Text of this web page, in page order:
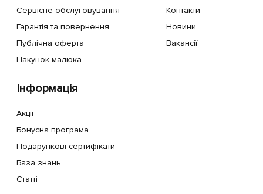
Сервісне обслуговування
Гарантія та повернення
Публічна оферта
Пакунок малюка
Контакти
Новини
Вакансії
Інформація
Акції
Бонусна програма
Подарункові сертифікати
База знань
Статті